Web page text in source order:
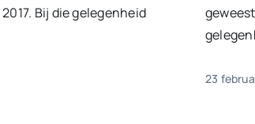
Bij die gelegenheid
23